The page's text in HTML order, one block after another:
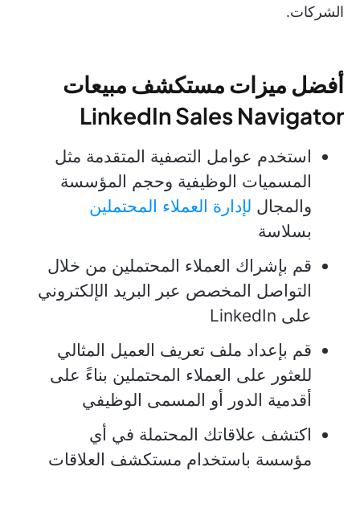
الشركات.
أفضل ميزات مستكشف مبيعات
LinkedIn Sales Navigator
استخدم عوامل التصفية المتقدمة مثل
المسميات الوظيفية وحجم المؤسسة
والمجال لإدارة العملاء المحتملين
بسلاسة
قم بإشراك العملاء المحتملين من خلال
التواصل المخصص عبر البريد الإلكتروني
على LinkedIn
قم بإعداد ملف تعريف العميل المثالي
للعثور على العملاء المحتملين بناءً على
أقدمية الدور أو المسمى الوظيفي
اكتشف علاقاتك المحتملة في أي
مؤسسة باستخدام مستكشف العلاقات